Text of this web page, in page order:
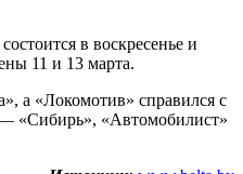
в воскресенье и
11 и 13 марта.
а «Локомотив» справился с
— «Сибирь», «Автомобилист»